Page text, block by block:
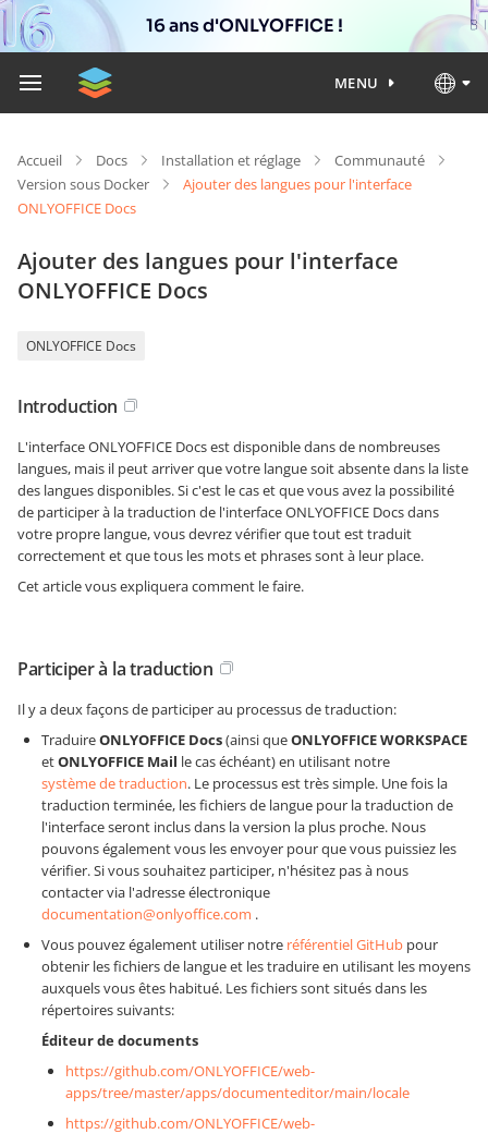
16 ans d'ONLYOFFICE !
MENU
Accueil Docs Installation et réglage
Communauté
Version sous Docker
Ajouter des langues pour l'interface
ONLYOFFICE Docs
Ajouter des langues pour l'interface
ONLYOFFICE Docs
ONLYOFFICE Docs
Introduction
L'interface ONLYOFFICE Docs est disponible dans de nombreuses
langues, mais il peut arriver que votre langue soit absente dans la liste
des langues disponibles. Si c'est le cas et que vous avez la possibilité
de participer à la traduction de l'interface ONLYOFFICE Docs dans
votre propre langue, vous devrez vérifier que tout est traduit
correctement et que tous les mots et phrases sont à leur place.
Cet article vous expliquera comment le faire.
Participer à la traduction
Il y a deux façons de participer au processus de traduction:
TraduireONLYOFFICE Docs(ainsi queONLYOFFICE WORKSPACE
etONLYOFFICE Mail le cas échéant) en utilisant notre
système de traduction. Le processus est très simple. Une fois la
traduction terminée, les fichiers de langue pour la traduction de
l'interface seront inclus dans la version la plus proche. Nous
pouvons également vous les envoyer pour que vous puissiez les
vérifier. Si vous souhaitez participer, n'hésitez pas à nous
contacter via l'adresse électronique
documentation@onlyoffice.com .
Vous pouvez également utiliser notre référentiel GitHub pour
obtenir les fichiers de langue et les traduire en utilisant les moyens
auxquels vous êtes habitué. Les fichiers sont situés dans les
répertoires suivants:
Éditeur de documents
https://github.com/ONLYOFFICE/web-
apps/tree/master/apps/documenteditor/main/locale
https://github.com/ONLYOFFICE/web-